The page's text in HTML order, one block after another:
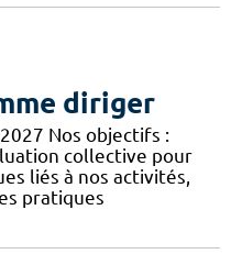
diriger
Nos objectifs :
collective pour
liés à nos activités,
pratiques